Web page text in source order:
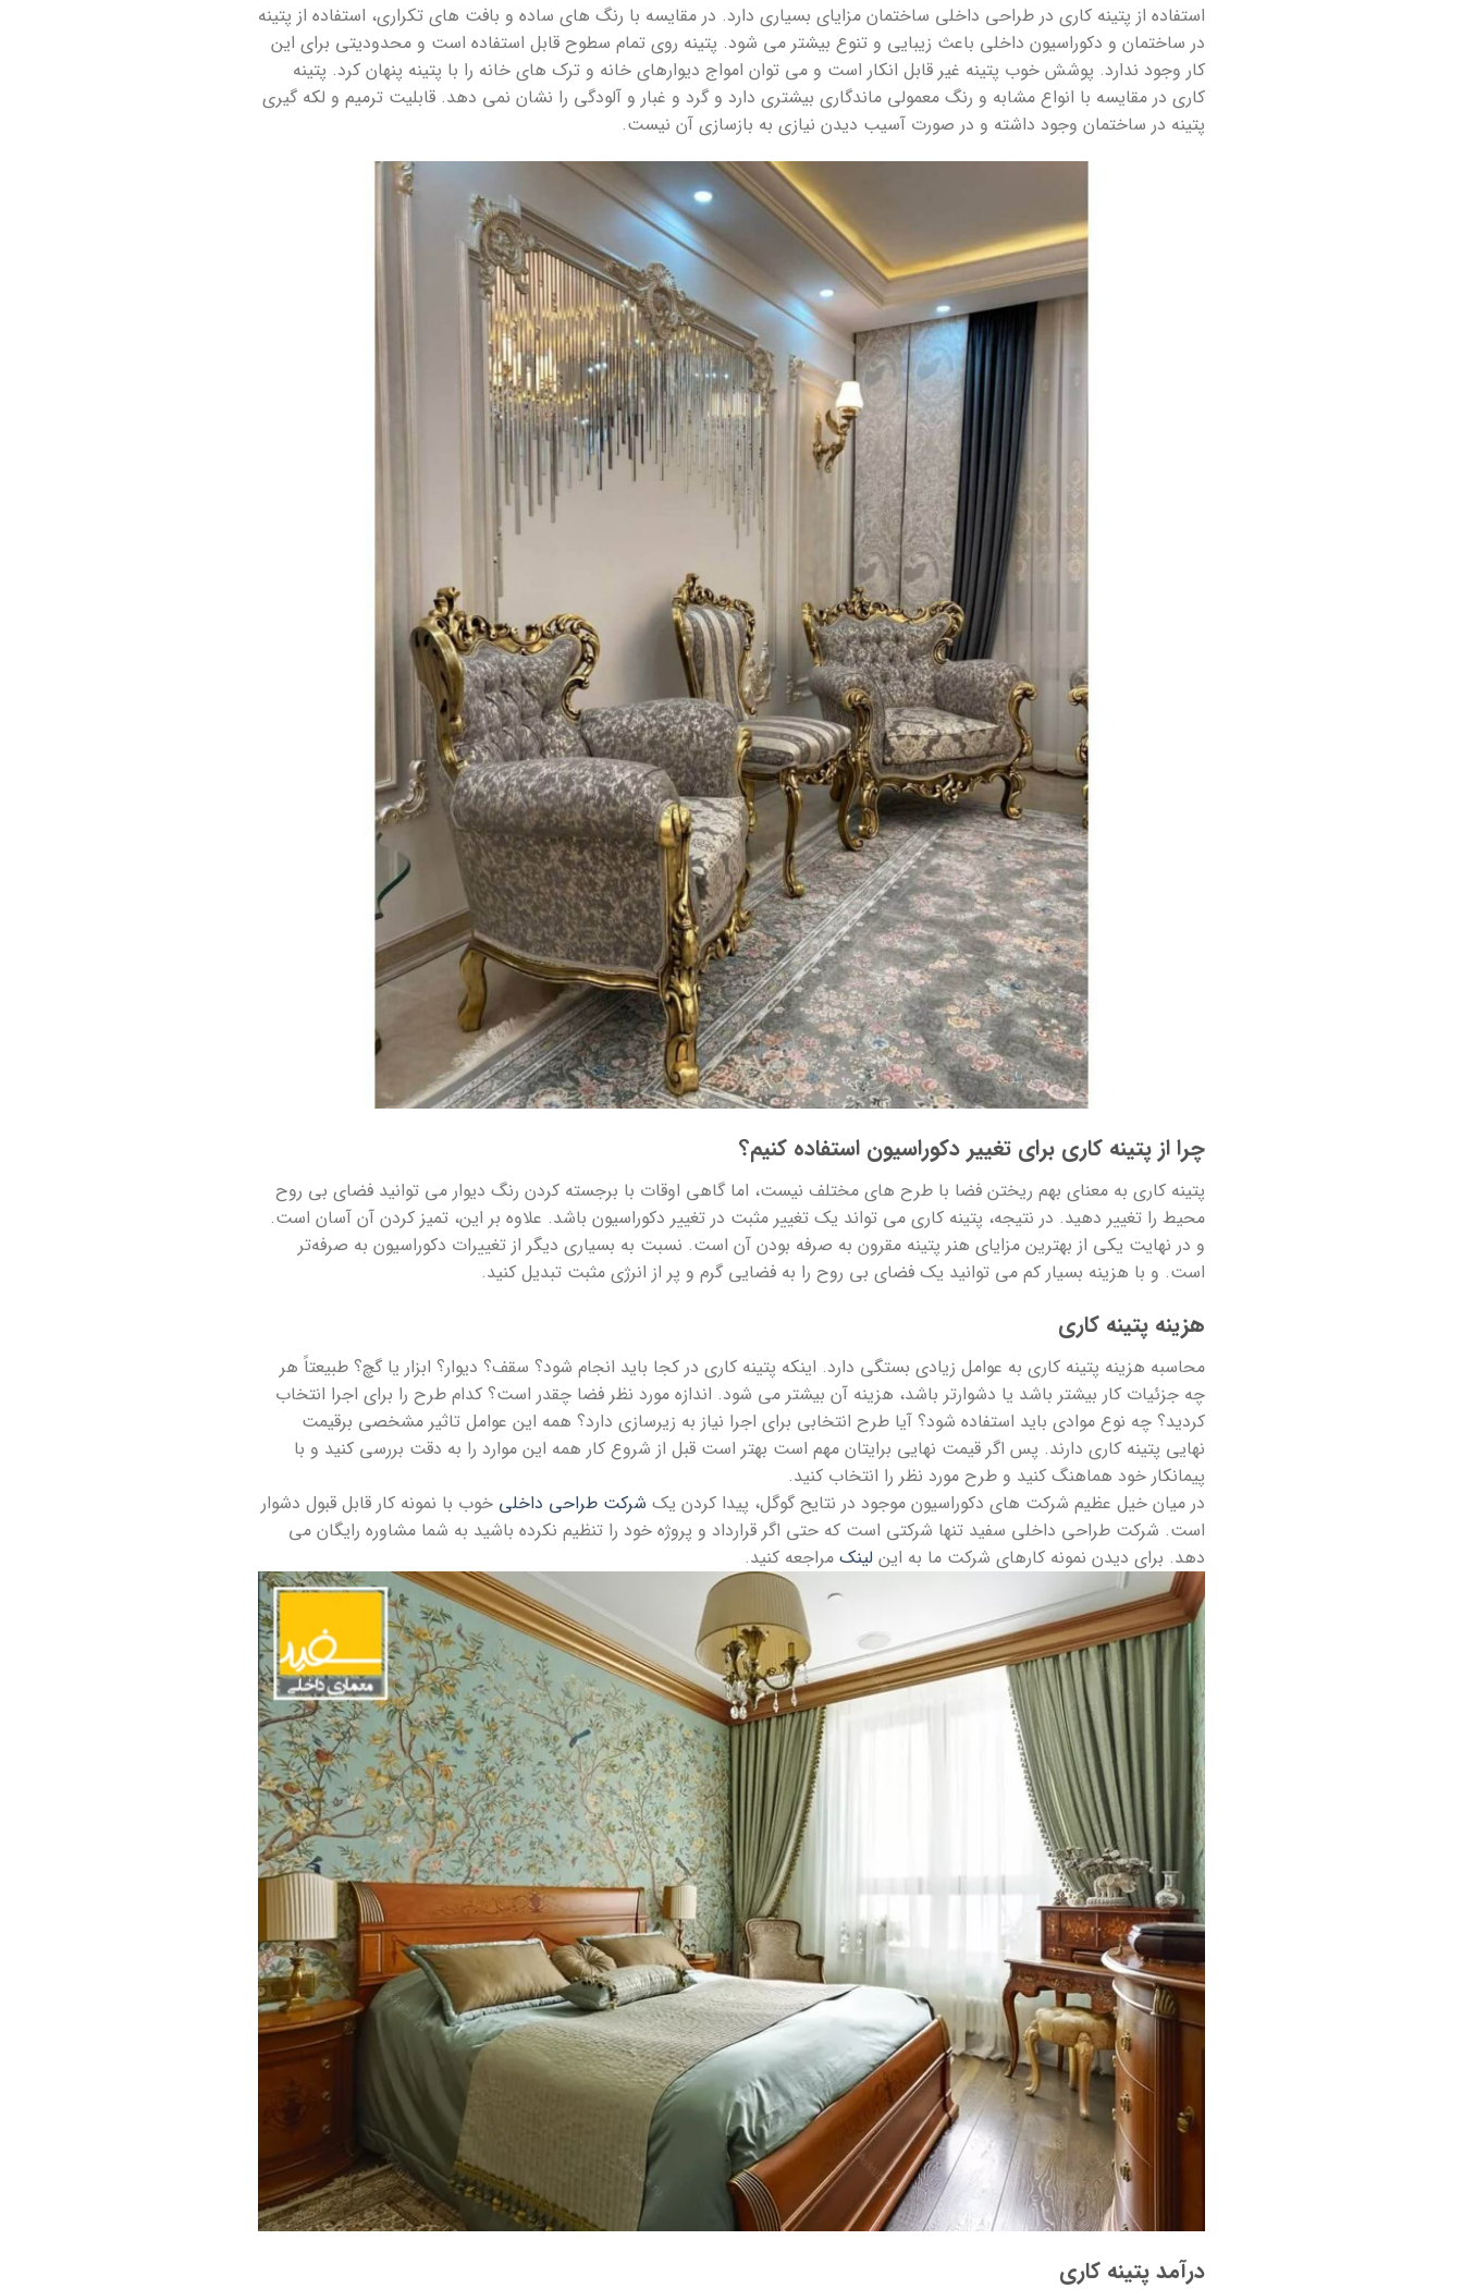
استفاده از پتینه کاری در طراحی داخلی ساختمان مزایای بسیاری دارد. در مقایسه با رنگ های ساده و بافت های تکراری، استفاده از پتینه
در ساختمان و دکوراسیون داخلی باعث زیبایی و تنوع بیشتر می شود. پتینه روی تمام سطوح قابل استفاده است و محدودیتی برای این
کار وجود ندارد. پوشش خوب پتینه غیر قابل انکار است و می توان امواج دیوارهای خانه و ترک های خانه را با پتینه پنهان کرد. پتینه
کاری در مقایسه با انواع مشابه و رنگ معمولی ماندگاری بیشتری دارد و گرد و غبار و آلودگی را نشان نمی دهد. قابلیت ترمیم و لکه گیری
پتینه در ساختمان وجود داشته و در صورت آسیب دیدن نیازی به بازسازی آن نیست.
چرا از پتینه کاری برای تغییر دکوراسیون استفاده کنیم؟
پتینه کاری به معنای بهم ریختن فضا با طرح های مختلف نیست، اما گاهی اوقات با برجسته کردن رنگ دیوار می توانید فضای بی روح
محیط را تغییر دهید. در نتیجه، پتینه کاری می تواند یک تغییر مثبت در تغییر دکوراسیون باشد. علاوه بر این، تمیز کردن آن آسان است.
و در نهایت یکی از بهترین مزایای هنر پتینه مقرون به صرفه بودن آن است. نسبت به بسیاری دیگر از تغییرات دکوراسیون به صرفه‌تر
است. و با هزینه بسیار کم می توانید یک فضای بی روح را به فضایی گرم و پر از انرژی مثبت تبدیل کنید.
هزینه پتینه کاری
محاسبه هزینه پتینه کاری به عوامل زیادی بستگی دارد. اینکه پتینه کاری در کجا باید انجام شود؟ سقف؟ دیوار؟ ابزار یا گچ؟ طبیعتاً هر
چه جزئیات کار بیشتر باشد یا دشوارتر باشد، هزینه آن بیشتر می شود. اندازه مورد نظر فضا چقدر است؟ کدام طرح را برای اجرا انتخاب
کردید؟ چه نوع موادی باید استفاده شود؟ آیا طرح انتخابی برای اجرا نیاز به زیرسازی دارد؟ همه این عوامل تاثیر مشخصی برقیمت
نهایی پتینه کاری دارند. پس اگر قیمت نهایی برایتان مهم است بهتر است قبل از شروع کار همه این موارد را به دقت بررسی کنید و با
پیمانکار خود هماهنگ کنید و طرح مورد نظر را انتخاب کنید.
در میان خیل عظیم شرکت های دکوراسیون موجود در نتایح گوگل، پیدا کردن یک شرکت طراحی داخلی خوب با نمونه کار قابل قبول دشوار
است. شرکت طراحی داخلی سفید تنها شرکتی است که حتی اگر قرارداد و پروژه خود را تنظیم نکرده باشید به شما مشاوره رایگان می
دهد. برای دیدن نمونه کارهای شرکت ما به این لینک مراجعه کنید.
درآمد پتینه کاری